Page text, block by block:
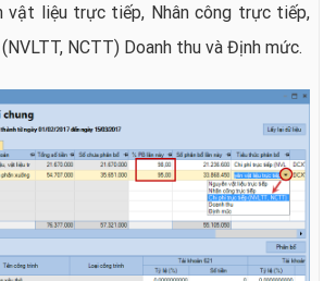
vật liệu trực tiếp, Nhân công trực tiếp,
NCTT) Doanh thu và Định mức.